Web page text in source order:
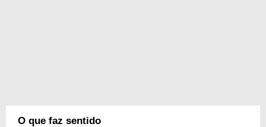
O que faz sentido